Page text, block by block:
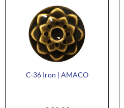
C-36 Iron | AMACO